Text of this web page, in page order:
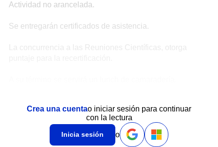
Actividad no arancelada.
Se entregarán certificados de asistencia.
La concurrencia a las Reuniones Científicas, otorga
Crea una cuentao iniciar sesión para continuar
con la lectura
Inicia sesión o